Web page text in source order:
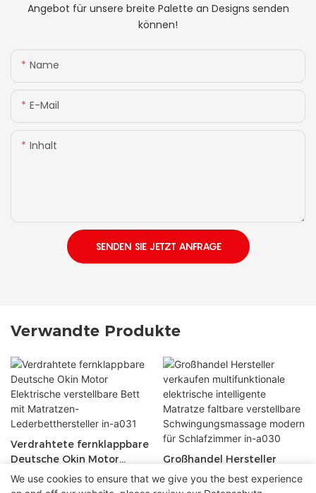
Angebot für unsere breite Palette an Designs senden
können!
Name
E-Mail
Inhalt
SENDEN SIE JETZT ANFRAGE
Verwandte Produkte
Verdrahtete fernklappbare
Deutsche Okin Motor
Elektrische verstellbare
Bett mit Matratzen-
Großhandel Hersteller
verkaufen multifunktionale
elektrische intelligente
We use cookies to ensure that we give you the best experience